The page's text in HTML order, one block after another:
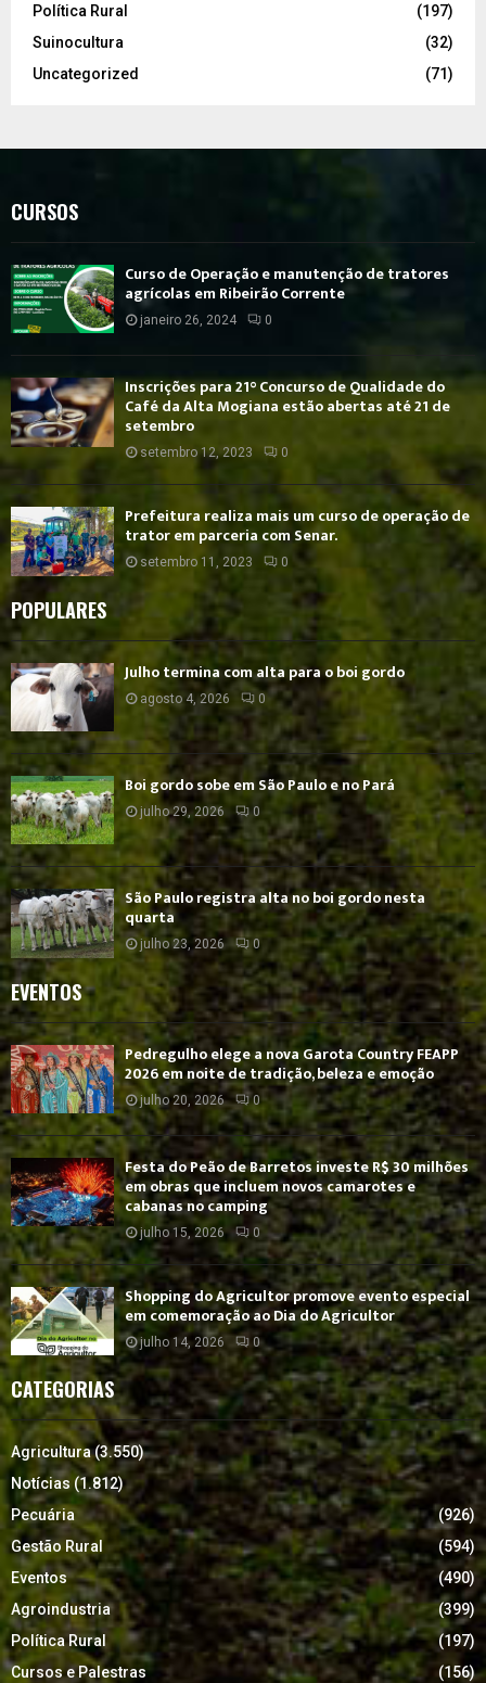
Política Rural
(197)
Suinocultura
(32)
Uncategorized
(71)
CURSOS
Curso de Operação e manutenção de tratores
agrícolas em Ribeirão Corrente
janeiro 26, 2024 0
Inscrições para 21° Concurso de Qualidade do
Café da Alta Mogiana estão abertas até 21 de
setembro
setembro 12, 2023 0
Prefeitura realiza mais um curso de operação de
trator em parceria com Senar.
setembro 11, 2023 0
POPULARES
Julho termina com alta para o boi gordo
agosto 4, 2026 0
Boi gordo sobe em São Paulo e no Pará
julho 29, 2026 0
São Paulo registra alta no boi gordo nesta
quarta
julho 23, 2026 0
EVENTOS
Pedregulho elege a nova Garota Country FEAPP
2026 em noite de tradição, beleza e emoção
julho 20, 2026 0
Festa do Peão de Barretos investe R$ 30 milhões
em obras que incluem novos camarotes e
cabanas no camping
julho 15, 2026 0
Shopping do Agricultor promove evento especial
em comemoração ao Dia do Agricultor
julho 14, 2026 0
CATEGORIAS
Agricultura(3.550)
Notícias (1.812)
Pecuária
(926)
Gestão Rural
(594)
Eventos
(490)
Agroindustria
(399)
Política Rural
(197)
Cursos e Palestras
(156)